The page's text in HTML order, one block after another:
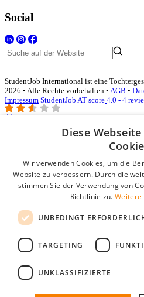
Social
StudentJob International ist eine
2026 • Alle Rechte vorbehalten • AGB •
Impressum StudentJob AT score 4.0 - 4
Login für Unternehmen
E-Mail*
Passwort
Angemeldet bleiben
Passwort vergessen?
Kostenloses
Wenn Sie sich registriert haben,
Diese
Wir verwenden Cookies, um die
Website zu verbessern. Durch die
stimmen Sie der Verwendung von
Richtlinie zu. Weitere
UNBEDINGT
TARGETING
UNKLASSIFIZIERTE